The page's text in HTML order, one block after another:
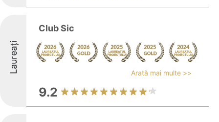
Laureați
Club Sic
Arată mai multe >>
9.2